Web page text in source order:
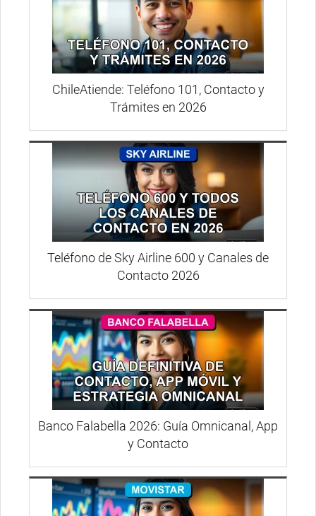
ChileAtiende: Teléfono 101, Contacto y
Trámites en 2026
Teléfono de Sky Airline 600 y Canales de
Contacto 2026
Banco Falabella 2026: Guía Omnicanal, App
y Contacto